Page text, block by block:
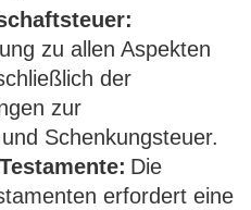
zu allen Aspekten
der
zur
und Schenkungsteuer.
Die
erfordert eine